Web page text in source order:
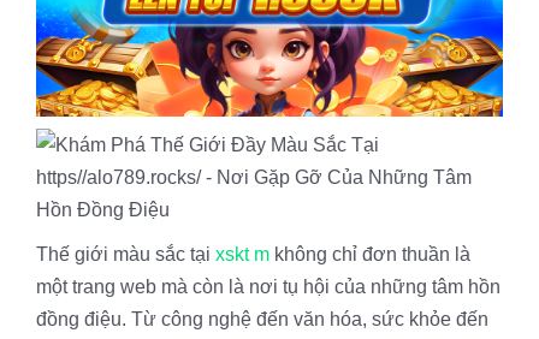
Thế giới màu sắc tại xskt m không chỉ đơn thuần là
một trang web mà còn là nơi tụ hội của những tâm hồn
đồng điệu. Từ công nghệ đến văn hóa, sức khỏe đến